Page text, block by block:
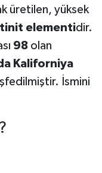
üretilen, yüksek
elementidir.
98olan
Kaliforniya
İsmini